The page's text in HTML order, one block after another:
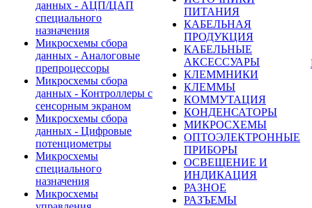
данных - АЦП/ЦАП
специального
назначения
Микросхемы сбора
данных - Аналоговые
препроцессоры
Микросхемы сбора
данных - Контроллеры с
сенсорным экраном
Микросхемы сбора
данных - Цифровые
потенциометры
Микросхемы
специального
назначения
Микросхемы
ПИТАНИЯ
КАБЕЛЬНАЯ
ПРОДУКЦИЯ
КАБЕЛЬНЫЕ
АКСЕССУАРЫ
КЛЕММНИКИ
КЛЕММЫ
КОММУТАЦИЯ
КОНДЕНСАТОРЫ
МИКРОСХЕМЫ
ОПТОЭЛЕКТРОННЫЕ
ПРИБОРЫ
ОСВЕЩЕНИЕ И
ИНДИКАЦИЯ
РАЗНОЕ
РАЗЪЕМЫ